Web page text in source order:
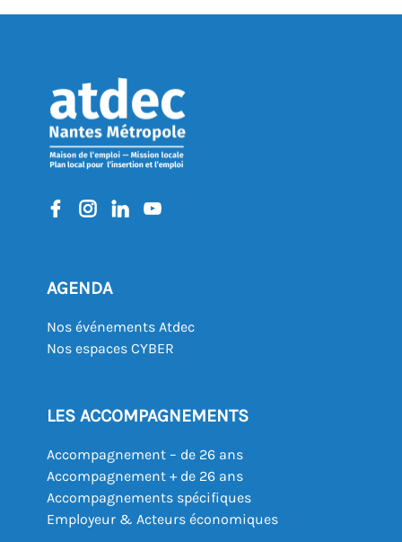
AGENDA
Nos événements Atdec
Nos espaces CYBER
LES ACCOMPAGNEMENTS
Accompagnement – de 26 ans
Accompagnement + de 26 ans
Accompagnements spécifiques
Employeur & Acteurs économiques